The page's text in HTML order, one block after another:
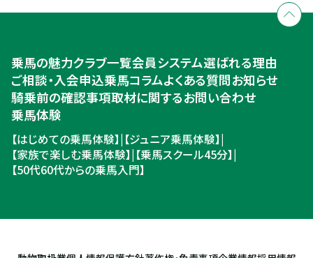
入会のご相談・申込
ご相談・入会申込
乗馬の魅力クラブ一覧会員システム選ばれる理由
ご相談・入会申込乗馬コラムよくある質問お知らせ
騎乗前の確認事項取材に関するお問い合わせ
乗馬体験
【はじめての乗馬体験】| 【ジュニア乗馬体験】|
【家族で楽しむ乗馬体験】| 【乗馬スクール45分】|
【50代60代からの乗馬入門】